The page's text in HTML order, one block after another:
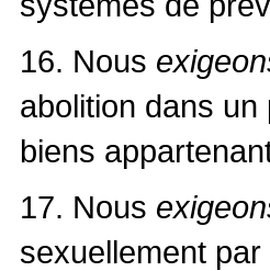
16. Nous
abolition dans
biens
17. Nous
sexuellement